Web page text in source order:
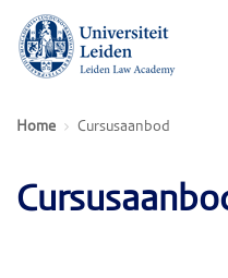
Home Cursusaanbod